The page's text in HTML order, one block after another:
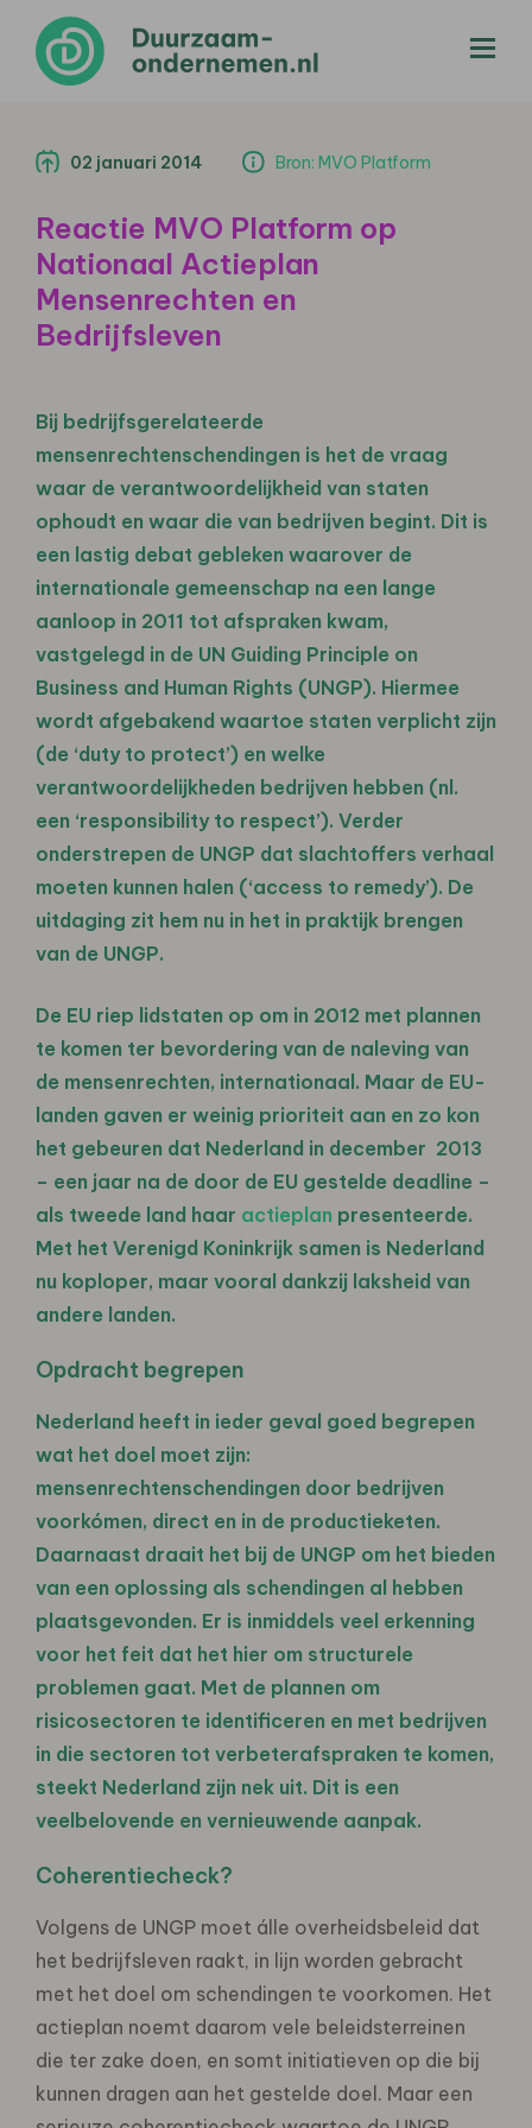
02 januari 2014 Bron: MVO Platform
Reactie MVO Platform op
Nationaal Actieplan
Mensenrechten en
Bedrijfsleven
Bij bedrijfsgerelateerde
mensenrechtenschendingen is het de vraag
waar de verantwoordelijkheid van staten
ophoudt en waar die van bedrijven begint. Dit is
een lastig debat gebleken waarover de
internationale gemeenschap na een lange
aanloop in 2011 tot afspraken kwam,
vastgelegd in de UN Guiding Principle on
Business and Human Rights (UNGP). Hiermee
wordt afgebakend waartoe staten verplicht zijn
(de ‘duty to protect’) en welke
verantwoordelijkheden bedrijven hebben (nl.
een ‘responsibility to respect’). Verder
onderstrepen de UNGP dat slachtoffers verhaal
moeten kunnen halen (‘access to remedy’). De
uitdaging zit hem nu in het in praktijk brengen
van de UNGP.
De EU riep lidstaten op om in 2012 met plannen
te komen ter bevordering van de naleving van
de mensenrechten, internationaal. Maar de EU-
landen gaven er weinig prioriteit aan en zo kon
het gebeuren dat Nederland in december 2013
– een jaar na de door de EU gestelde deadline –
als tweede land haar actieplan presenteerde.
Met het Verenigd Koninkrijk samen is Nederland
nu koploper, maar vooral dankzij laksheid van
andere landen.
Opdracht begrepen
Nederland heeft in ieder geval goed begrepen
wat het doel moet zijn:
mensenrechtenschendingen door bedrijven
voorkómen, direct en in de productieketen.
Daarnaast draait het bij de UNGP om het bieden
van een oplossing als schendingen al hebben
plaatsgevonden. Er is inmiddels veel erkenning
voor het feit dat het hier om structurele
problemen gaat. Met de plannen om
risicosectoren te identificeren en met bedrijven
in die sectoren tot verbeterafspraken te komen,
steekt Nederland zijn nek uit. Dit is een
veelbelovende en vernieuwende aanpak.
Coherentiecheck?
Volgens de UNGP moet álle overheidsbeleid dat
het bedrijfsleven raakt, in lijn worden gebracht
met het doel om schendingen te voorkomen. Het
actieplan noemt daarom vele beleidsterreinen
die ter zake doen, en somt initiatieven op die bij
kunnen dragen aan het gestelde doel. Maar een